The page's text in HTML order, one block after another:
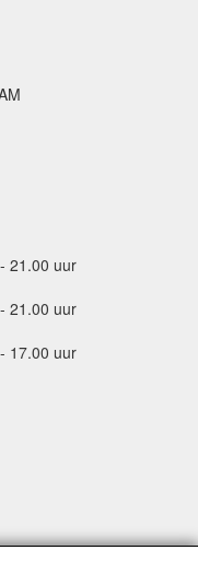
21.00 uur
21.00 uur
17.00 uur